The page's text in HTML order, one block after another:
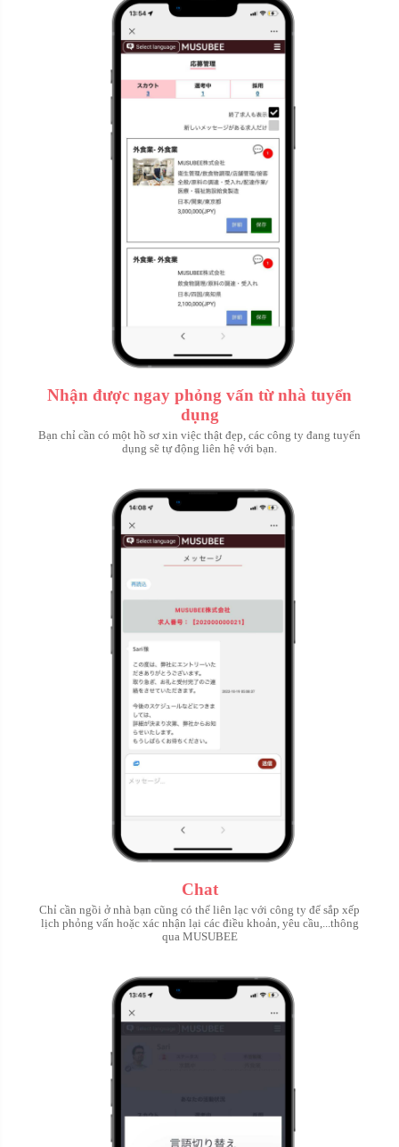
Nhận được ngay phỏng vấn từ nhà tuyển
dụng
Bạn chỉ cần có một hồ sơ xin việc thật đẹp, các công ty đang tuyển
dụng sẽ tự động liên hệ với bạn.
Chat
Chỉ cần ngồi ở nhà bạn cũng có thể liên lạc với công ty để sắp xếp
lịch phỏng vấn hoặc xác nhận lại các điều khoản, yêu cầu,...thông
qua MUSUBEE